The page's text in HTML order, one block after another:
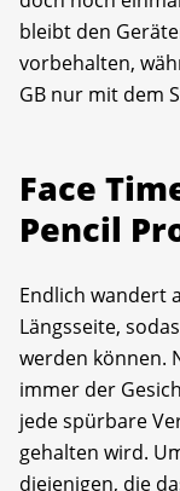
bleibt den
vorbehalten,
GB nur mit dem
Face
Pencil
Endlich wandert
Längsseite,
werden können.
immer der
jede spürbare
gehalten wird.
diejenigen, die